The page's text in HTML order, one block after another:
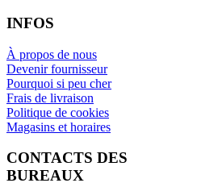
INFOS
À propos de nous
Devenir fournisseur
Pourquoi si peu cher
Frais de livraison
Politique de cookies
Magasins et horaires
CONTACTS DES
BUREAUX